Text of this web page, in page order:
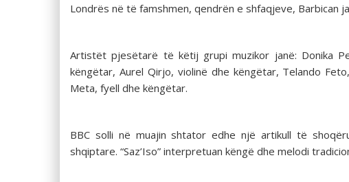
Londrës në të famshmen, qendrën e shfaqjeve, Barbican
Artistët pjesëtarë të këtij grupi muzikor janë: Donika
këngëtar, Aurel Qirjo, violinë dhe këngëtar, Telando
Meta, fyell dhe këngëtar.
BBC solli në muajin shtator edhe një artikull të
shqiptare. “Saz’Iso” interpretuan këngë dhe melodi